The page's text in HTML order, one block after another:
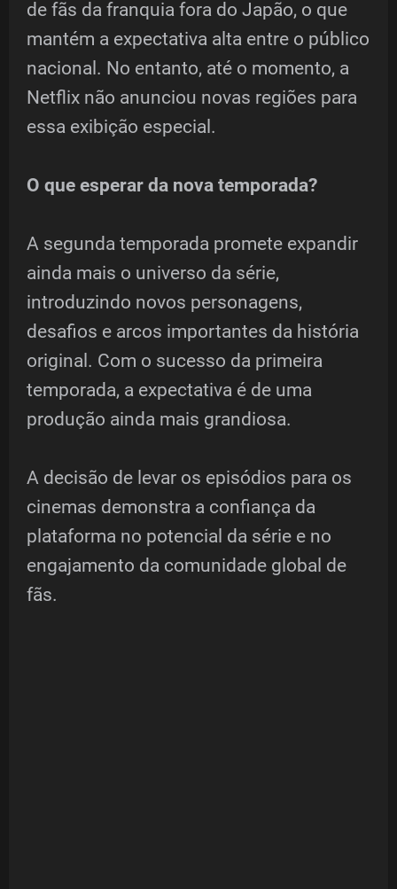
de fãs da franquia fora do Japão, o que
mantém a expectativa alta entre o público
nacional. No entanto, até o momento, a
Netflix não anunciou novas regiões para
essa exibição especial.
O que esperar da nova temporada?
A segunda temporada promete expandir
ainda mais o universo da série,
introduzindo novos personagens,
desafios e arcos importantes da história
original. Com o sucesso da primeira
temporada, a expectativa é de uma
produção ainda mais grandiosa.
A decisão de levar os episódios para os
cinemas demonstra a confiança da
plataforma no potencial da série e no
engajamento da comunidade global de
fãs.